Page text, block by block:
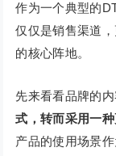
作为一个典型的
仅仅是销售渠道
的核心阵地。
先来看看品牌的内
式，转而采用一
产品的使用场景